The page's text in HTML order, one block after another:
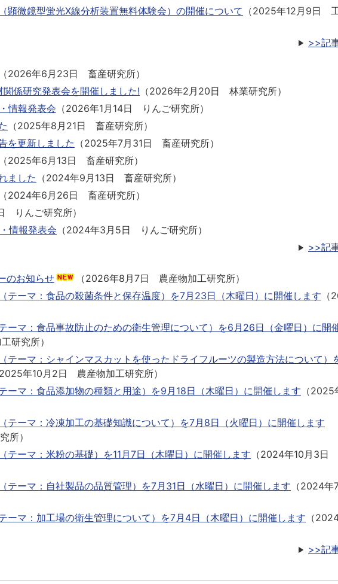
顕微鏡型蛍光X線分析装置無料体験会）の開催について （2025年12月9日
>>記
（2026年6月23日 畜産研究所）
係研究発表会を開催しました! （2026年2月20日 林業研究所）
情報発表会 （2026年1月14日 りんご研究所）
（2025年8月21日 畜産研究所）
を更新しました
（2025年7月31日 畜産研究所）
（2025年6月13日 畜産研究所）
ました （2024年9月13日 畜産研究所）
（2024年6月26日 畜産研究所）
りんご研究所）
情報発表会 （2024年3月5日 りんご研究所）
>>記
のお知らせ
Ne
w
（2026年8月7日 農産物加工研究所）
テーマ：食品の殺菌条件と保存温度）を7月23日（木曜日）に開催します （
ーマ：食品事故防止のための衛生管理について）を6月26日（金曜日）に開
研究所）
テーマ：シャインマスカットを使ったドライフルーツの製造方法について）
2025年10月2日 農産物加工研究所）
ーマ：食品添加物の種類と用途）を9月18日（木曜日）に開催します （2025
テーマ：冷凍加工の基礎知識について）を7月8日（火曜日）に開催します
所）
テーマ：米粉の基礎）を11月7日（木曜日）に開催します （2024年10月3日
テーマ：自社製品の品質管理）を7月31日（水曜日）に開催します （2024年
ーマ：加工場の衛生管理について）を7月4日（木曜日）に開催します （
>>記